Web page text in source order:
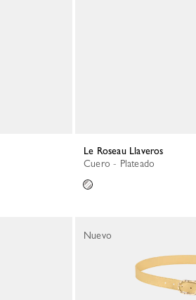
Le Roseau Llaveros
Cuero - Plateado
Nuevo